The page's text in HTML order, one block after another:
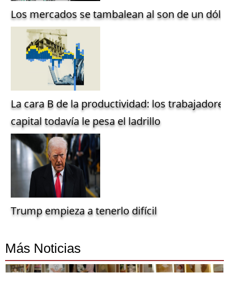
Los mercados se tambalean al son de un
La cara B de la productividad: los
capital todavía le pesa el ladrillo
Trump empieza a tenerlo difícil
Más Noticias